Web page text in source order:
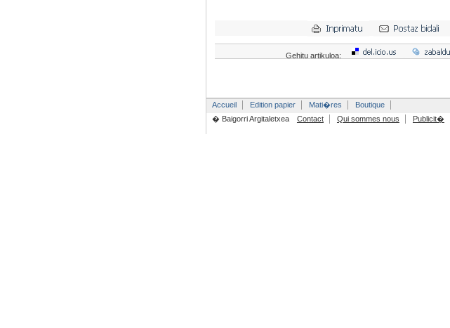
Gehitu artikuloa:
Accueil Edition papier Mati�res
Boutique
� Baigorri Argitaletxea
Contact Qui sommes nous Publicit�